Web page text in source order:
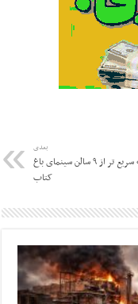
بعدی
بهره‌برداری هرچه سریع تر از ۹ سالن سینمای باغ
کتاب